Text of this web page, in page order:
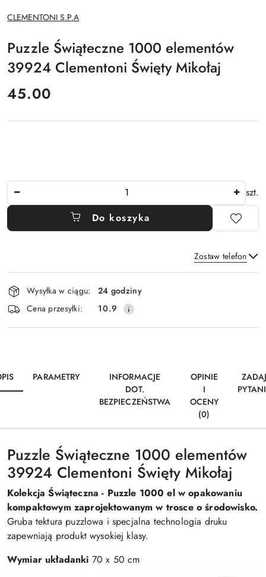
NAZWA
PRODUCENTA:
CLEMENTONI S.P.A
Puzzle Świąteczne 1000 elementów
39924 Clementoni Święty Mikołaj
cena:
45.00
szt.
Do koszyka
Zostaw telefon
Wyślij
Dostępność
i
dostawa
Wysyłka w ciągu:
24 godziny
Cena przesyłki:
10.9
PARAMETRY
INFORMACJE
DOT.
BEZPIECZEŃSTWA
OPINIE
I
OCENY
(0)
Puzzle Świąteczne 1000 elementów
39924 Clementoni Święty Mikołaj
Kolekcja Świąteczna - Puzzle 1000 el w opakowaniu
kompaktowym zaprojektowanym w trosce o środowisko.
Gruba tektura puzzlowa i specjalna technologia druku
zapewniają produkt wysokiej klasy.
Wymiar układanki 70 x 50 cm